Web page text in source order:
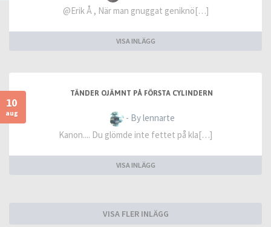
@Erik Å , När man gnuggat geniknö[…]
VISA INLÄGG
10
aug
TÄNDER OJÄMNT PÅ FÖRSTA CYLINDERN
- By lennarte
Kanon.... Du glömde inte fettet på kla[…]
VISA INLÄGG
VISA FLER INLÄGG